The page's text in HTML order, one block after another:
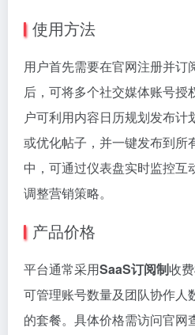
使用方法
用户首先需要在官网注册并订
后，可将多个社交媒体账号授
户可利用内容日历规划发布
或优化帖子，并一键发布到所
中，可通过仪表盘实时监控互
调整营销策略。
产品价格
平台通常采用SaaS订阅制收
可管理账号数量及团队协作人
的套餐。具体价格需访问官网